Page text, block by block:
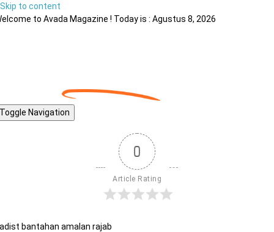
Skip to content
to Avada Magazine ! Today is : Agustus 8, 2026
Toggle Navigation
0
Article Rating
bantahan amalan rajab